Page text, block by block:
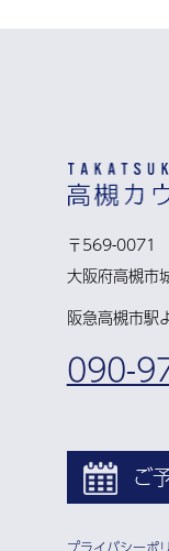
〒569-0071
大阪府高槻
阪急高槻市駅
090-
ご